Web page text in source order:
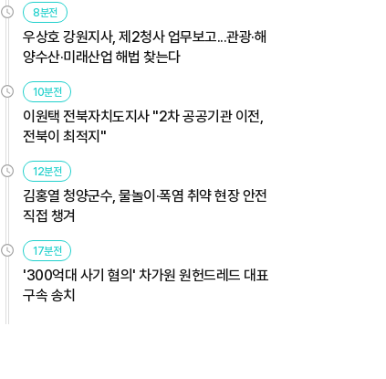
8분전
우상호 강원지사, 제2청사 업무보고...관광·해
양수산·미래산업 해법 찾는다
10분전
이원택 전북자치도지사 "2차 공공기관 이전,
전북이 최적지"
12분전
김홍열 청양군수, 물놀이·폭염 취약 현장 안전
직접 챙겨
17분전
'300억대 사기 혐의' 차가원 원헌드레드 대표
구속 송치